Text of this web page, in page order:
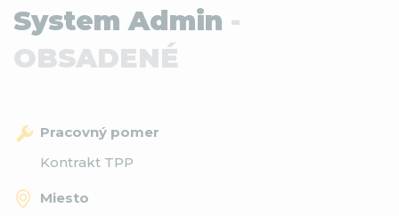
System Admin -
OBSADENÉ
Pracovný pomer
Kontrakt TPP
Miesto